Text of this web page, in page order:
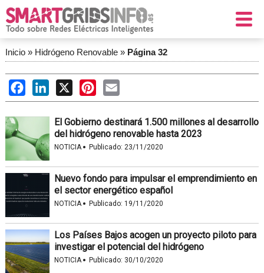
Inicio» Hidrógeno Renovable» Página 32
FacebookLinkedIn
X PinterestEmail
El Gobierno destinará 1.500 millones al desarrollo
del hidrógeno renovable hasta 2023
NOTICIA· Publicado: 23/11/2020
Nuevo fondo para impulsar el emprendimiento en
el sector energético español
NOTICIA· Publicado: 19/11/2020
Los Países Bajos acogen un proyecto piloto para
investigar el potencial del hidrógeno
NOTICIA· Publicado: 30/10/2020